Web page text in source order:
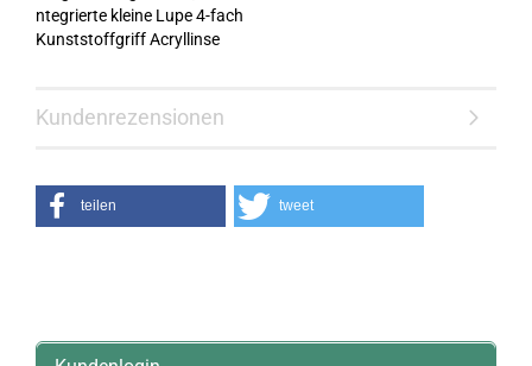
ntegrierte kleine Lupe 4-fach
Kunststoffgriff Acryllinse
Kundenrezensionen
teilen tweet